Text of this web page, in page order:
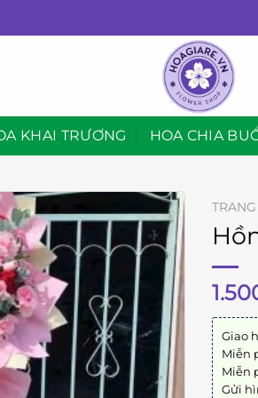
KHAI TRƯƠNG HOA CHIA
Giao
Miễn
Miễn
Gửi